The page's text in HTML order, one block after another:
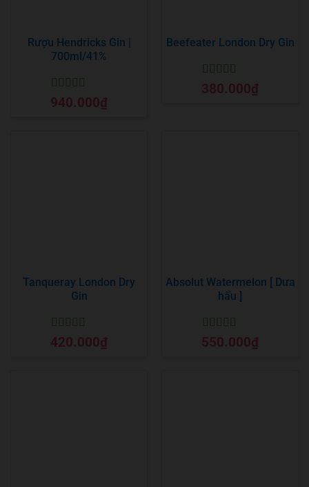
Rượu Hendricks Gin |
700ml/41%
Được xếp
hạng55 sao
940.000₫
Beefeater London Dry Gin
Được xếp
hạng55 sao
380.000₫
Tanqueray London Dry
Gin
Được xếp
hạng55 sao
420.000₫
Absolut Watermelon [ Dưa
hấu ]
Được xếp
hạng55 sao
550.000₫